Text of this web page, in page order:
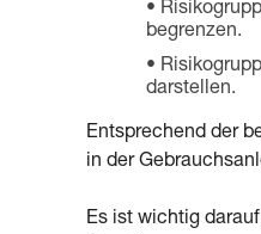
begrenzen.
darstellen.
Entsprechend der
in der
Es ist wichtig